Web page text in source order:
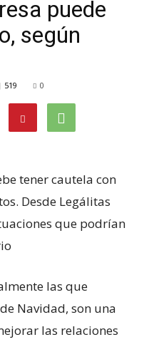
puede
según
519 0
tener cautela con
Desde Legálitas
que podrían
las que
Navidad, son una
las relaciones